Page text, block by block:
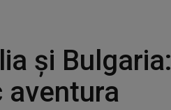
și Bulgaria:
aventura